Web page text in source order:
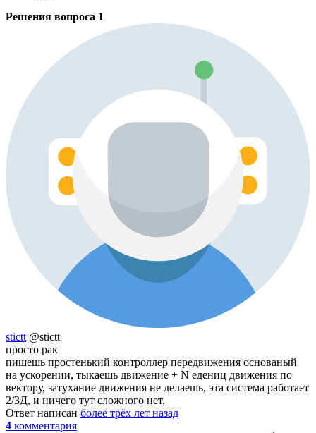
Решения вопроса 1
stictt @stictt
просто рак
пишешь простенький контроллер передвижения основаный
на ускорении, тыкаешь движение + N едениц движения по
вектору, затухание движения не делаешь, эта система работает
2/3Д, и ничего тут сложного нет.
Ответ написан более трёх лет назад
4 комментария